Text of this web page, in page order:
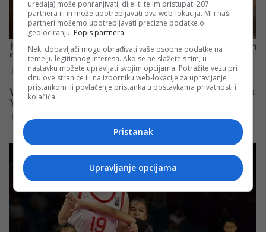
uređaja) može pohranjivati, dijeliti te im pristupati 207
partnera ili ih može upotrebljavati ova web-lokacija. Mi i naši
partneri možemo upotrebljavati precizne podatke o
geolociranju. Popis partnera.
Neki dobavljači mogu obrađivati vaše osobne podatke na
temelju legitimnog interesa. Ako se ne slažete s tim, u
nastavku možete upravljati svojim opcijama. Potražite vezu pri
dnu ove stranice ili na izborniku web-lokacije za upravljanje
pristankom ili povlačenje pristanka u postavkama privatnosti i
kolačića.
Pristanak
Upravljanje opcijama